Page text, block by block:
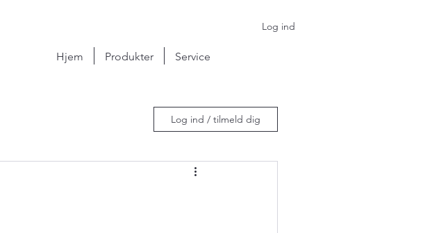
Log ind
Hjem Produkter Service
Log ind / tilmeld dig